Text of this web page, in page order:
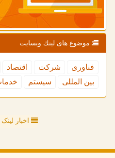
موضوع های لینك وبسایت
فناوری شركت اقتصاد
بین المللی
سیستم
اخبار